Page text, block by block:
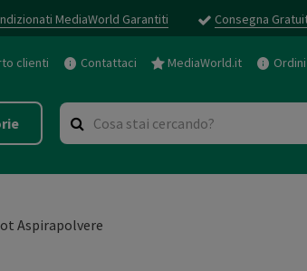
MediaWorld Garantiti Consegna
clienti Contattaci MediaWorld.it Ordini
Aspirapolvere